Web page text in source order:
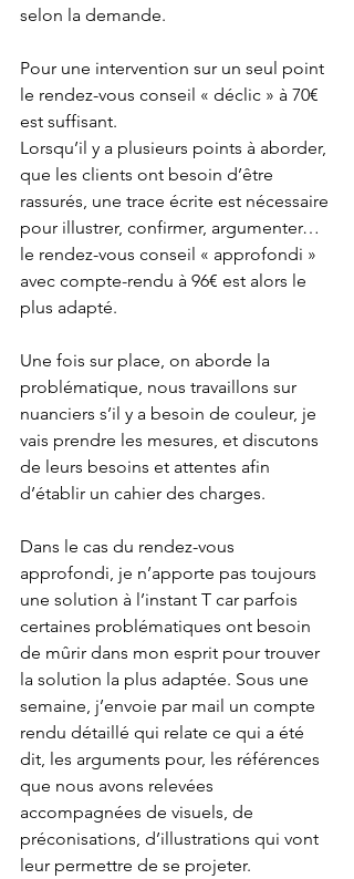
selon la demande.
Pour une intervention sur un seul point
le rendez-vous conseil « déclic » à 70€
est suffisant.
Lorsqu’il y a plusieurs points à aborder,
que les clients ont besoin d’être
rassurés, une trace écrite est nécessaire
pour illustrer, confirmer, argumenter…
le rendez-vous conseil « approfondi »
avec compte-rendu à 96€ est alors le
plus adapté.
Une fois sur place, on aborde la
problématique, nous travaillons sur
nuanciers s’il y a besoin de couleur, je
vais prendre les mesures, et discutons
de leurs besoins et attentes afin
d’établir un cahier des charges.
Dans le cas du rendez-vous
approfondi, je n’apporte pas toujours
une solution à l’instant T car parfois
certaines problématiques ont besoin
de mûrir dans mon esprit pour trouver
la solution la plus adaptée. Sous une
semaine, j’envoie par mail un compte
rendu détaillé qui relate ce qui a été
dit, les arguments pour, les références
que nous avons relevées
accompagnées de visuels, de
préconisations, d’illustrations qui vont
leur permettre de se projeter.